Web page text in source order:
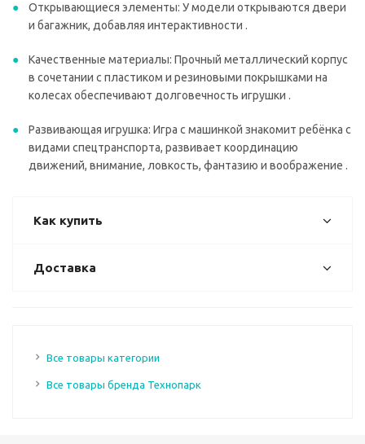
Открывающиеся элементы: У модели открываются двери
и багажник, добавляя интерактивности .
Качественные материалы: Прочный металлический корпус
в сочетании с пластиком и резиновыми покрышками на
колесах обеспечивают долговечность игрушки .
Развивающая игрушка: Игра с машинкой знакомит ребёнка с
видами спецтранспорта, развивает координацию
движений, внимание, ловкость, фантазию и воображение .
Как купить
Доставка
Все товары категории
Все товары бренда Технопарк